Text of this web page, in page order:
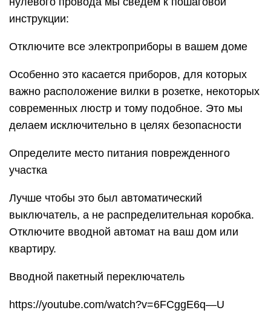
инструкции:
Отключите все электроприборы в вашем доме
Особенно это касается приборов, для которых
важно расположение вилки в розетке, некоторых
современных люстр и тому подобное. Это мы
делаем исключительно в целях безопасности
Определите место питания поврежденного
участка
Лучше чтобы это был автоматический
выключатель, а не распределительная коробка.
Отключите вводной автомат на ваш дом или
квартиру.
Вводной пакетный переключатель
https://youtube.com/watch?v=6FCggE6q—U